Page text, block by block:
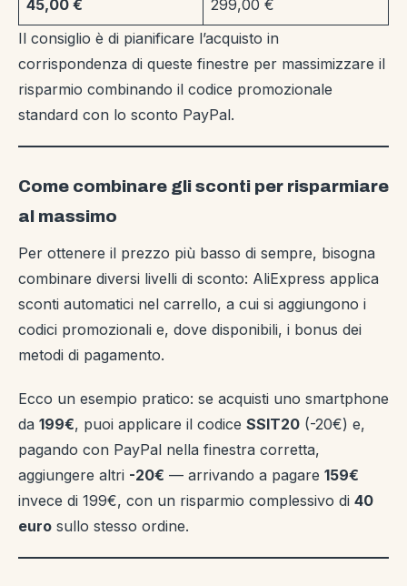
45,00 €
299,00 €
Il consiglio è di pianificare l’acquisto in
corrispondenza di queste finestre per massimizzare il
risparmio combinando il codice promozionale
standard con lo sconto PayPal.
Come combinare gli sconti per risparmiare
al massimo
Per ottenere il prezzo più basso di sempre, bisogna
combinare diversi livelli di sconto: AliExpress applica
sconti automatici nel carrello, a cui si aggiungono i
codici promozionali e, dove disponibili, i bonus dei
metodi di pagamento.
Ecco un esempio pratico: se acquisti uno smartphone
da 199€, puoi applicare il codice SSIT20 (-20€) e,
pagando con PayPal nella finestra corretta,
aggiungere altri -20€ — arrivando a pagare 159€
invece di 199€, con un risparmio complessivo di 40
euro sullo stesso ordine.